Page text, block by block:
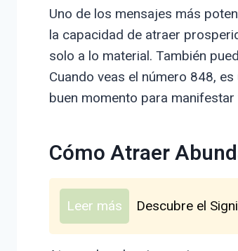
Uno de los mensajes más
la capacidad de atraer
solo a lo material. También
Cuando veas el número 848,
buen momento para
Cómo Atraer
Leer más Descubre el